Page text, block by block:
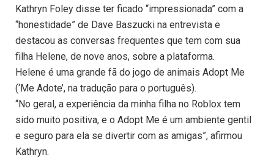
Kathryn Foley disse ter ficado “impressionada” com a
“honestidade” de Dave Baszucki na entrevista e
destacou as conversas frequentes que tem com sua
filha Helene, de nove anos, sobre a plataforma.
Helene é uma grande fã do jogo de animais Adopt Me
(‘Me Adote’, na tradução para o português).
“No geral, a experiência da minha filha no Roblox tem
sido muito positiva, e o Adopt Me é um ambiente gentil
e seguro para ela se divertir com as amigas”, afirmou
Kathryn.